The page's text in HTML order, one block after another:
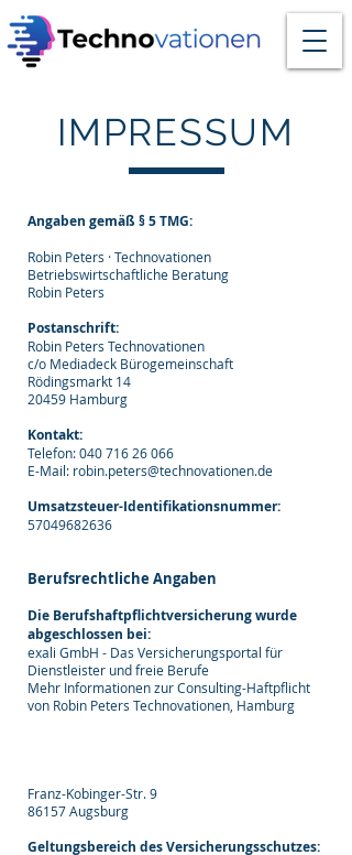
IMPRESSUM
Angaben gemäß § 5 TMG:
Robin Peters · Technovationen
Betriebswirtschaftliche Beratung
Robin Peters
Postanschrift:
​Robin Peters Technovationen
c/o Mediadeck Bürogemeinschaft
Rödingsmarkt 14
20459 Hamburg
Kontakt:
Telefon:040 716 26 066
E-Mail: robin.peters@technovationen.de
Umsatzsteuer-Identifikationsnummer:
57049682636
Berufsrechtliche Angaben
Die Berufshaftpflichtversicherung wurde
abgeschlossen bei:
exali GmbH - Das Versicherungsportal für
Dienstleister und freie Berufe
Mehr Informationen zur Consulting-Haftpflicht
von Robin Peters Technovationen, Hamburg
Franz-Kobinger-Str. 9
86157 Augsburg
Geltungsbereich des Versicherungsschutzes: